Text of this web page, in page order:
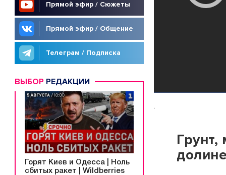
Прямой эфир / Сюжеты
Прямой эфир / Общение
Телеграм / Подписка
ВЫБОР РЕДАКЦИИ
Горят Киев и Одесса | Ноль
сбитых ракет | Wildberries
.
Грунт,
долине